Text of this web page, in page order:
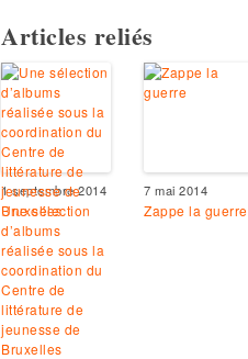
Articles reliés
1 septembre 2014
Une sélection
d’albums
réalisée sous la
coordination du
Centre de
littérature de
jeunesse de
Bruxelles
7 mai 2014
Zappe la guerre